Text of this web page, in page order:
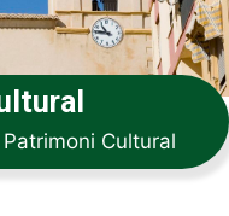
Patrimoni Cultural